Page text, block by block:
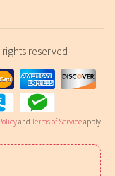
rights reserved
and Terms of Serviceapply.